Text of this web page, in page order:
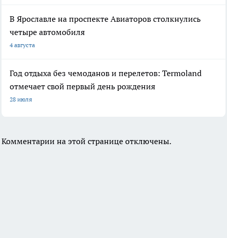
В Ярославле на проспекте Авиаторов столкнулись
четыре автомобиля
4 августа
Год отдыха без чемоданов и перелетов: Termoland
отмечает свой первый день рождения
28 июля
Комментарии на этой странице отключены.